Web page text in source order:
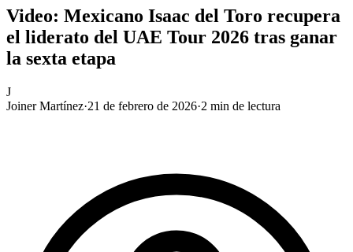
Video: Mexicano Isaac del Toro recupera
el liderato del UAE Tour 2026 tras ganar
la sexta etapa
J
Joiner Martínez·21 de febrero de 2026·2 min de lectura